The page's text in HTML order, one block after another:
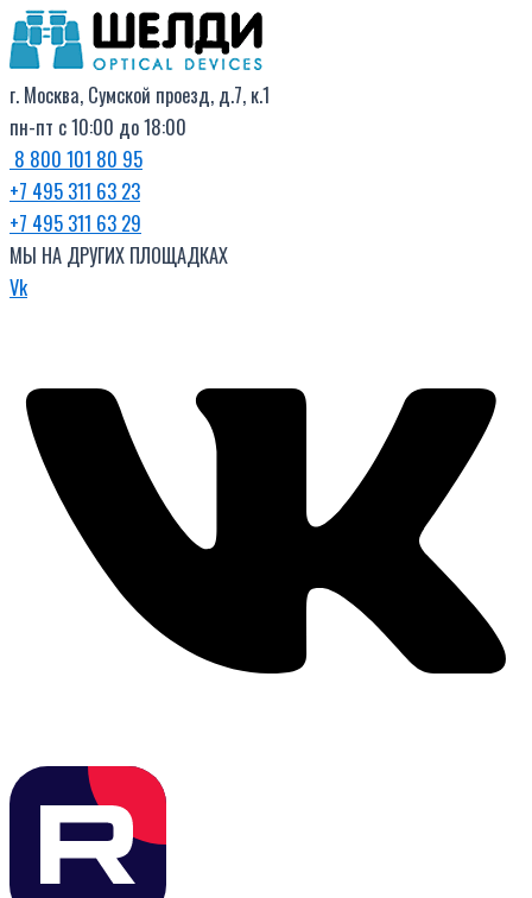
Перейти
к
содержимому
г. Москва, Сумской проезд, д.7, к.1
пн-пт с 10:00 до 18:00
8 800 101 80 95
+7 495 311 63 23
+7 495 311 63 29
МЫ НА ДРУГИХ ПЛОЩАДКАХ
Vk
Поиск
товаров